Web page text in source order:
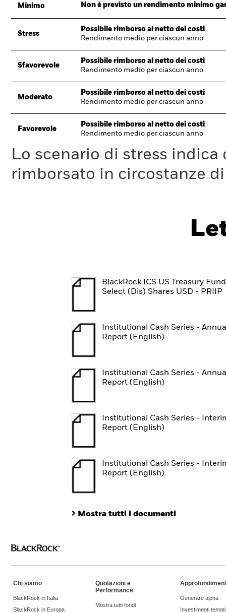
Minimo Non è previsto un rendimento minimo
Stress
Possibile rimborso al netto dei costi
Rendimento medio per ciascun anno
Sfavorevole
Possibile rimborso al netto dei costi
Rendimento medio per ciascun anno
Moderato
Possibile rimborso al netto dei costi
Rendimento medio per ciascun anno
Favorevole
Possibile rimborso al netto dei costi
Rendimento medio per ciascun anno
Lo scenario di stress
rimborsato in circostanze
BlackRock ICS US Treasury
Select (Dis) Shares USD - PRIIP
Institutional Cash Series -
Report (English)
Institutional Cash Series -
Report (English)
Institutional Cash Series -
Report (English)
Institutional Cash Series -
Report (English)
Mostra tutti i documenti
Chi siamo
BlackRock in Italia
BlackRock in Europa
Quotazioni e
Performance
Mostra tutti fondi
Generare alpha
Investimenti